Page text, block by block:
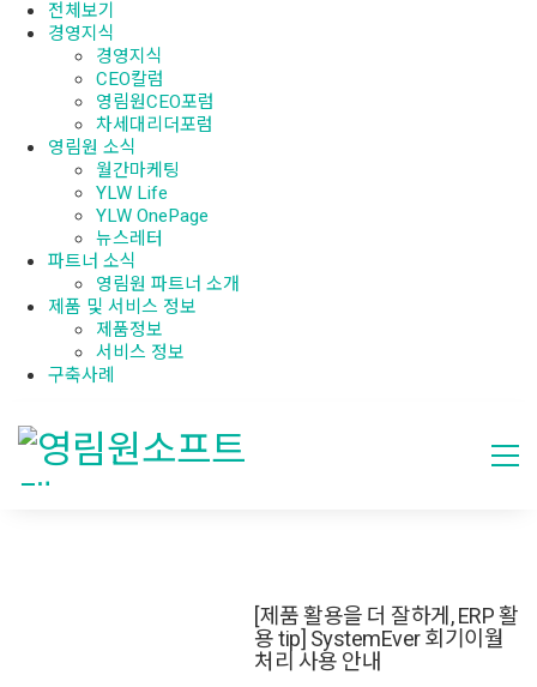
전체보기
경영지식
경영지식
CEO칼럼
영림원CEO포럼
차세대리더포럼
영림원 소식
월간마케팅
YLW Life
YLW OnePage
뉴스레터
파트너 소식
영림원 파트너 소개
제품 및 서비스 정보
제품정보
서비스 정보
구축사례
[제품 활용을 더 잘하게, ERP 활
용 tip] SystemEver 회기이월
처리 사용 안내